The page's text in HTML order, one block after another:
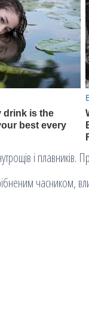
і плавників.
часником,